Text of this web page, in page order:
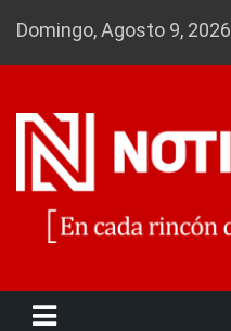
Domingo, Agosto 9, 2026